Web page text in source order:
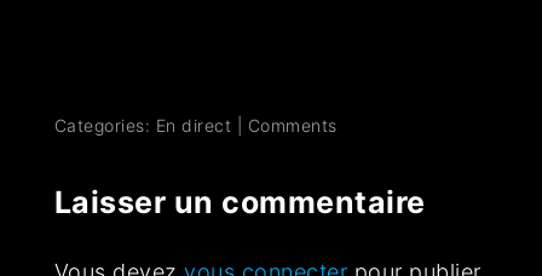
Categories: En direct Comments
Laisser un commentaire